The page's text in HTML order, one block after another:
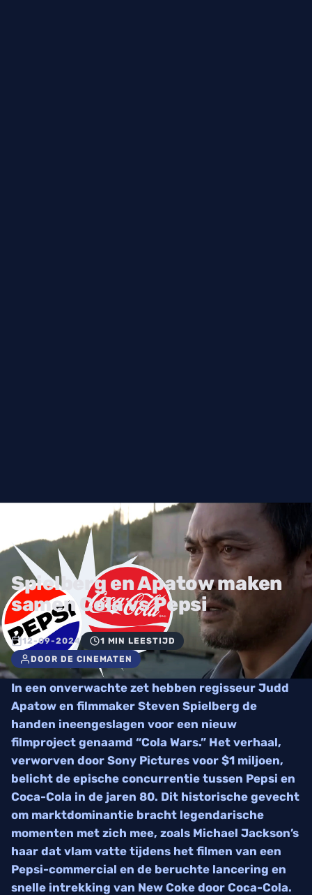
Spielberg en Apatow maken
samen Cola vs Pepsi
12-09-2024
1 MIN LEESTIJD
DOOR DE CINEMATEN
In een onverwachte zet hebben regisseur Judd
Apatow en filmmaker Steven Spielberg de
handen ineengeslagen voor een nieuw
filmproject genaamd “Cola Wars.” Het verhaal,
verworven door Sony Pictures voor $1 miljoen,
belicht de epische concurrentie tussen Pepsi en
Coca-Cola in de jaren 80. Dit historische gevecht
om marktdominantie bracht legendarische
momenten met zich mee, zoals Michael Jackson’s
haar dat vlam vatte tijdens het filmen van een
Pepsi-commercial en de beruchte lancering en
snelle intrekking van New Coke door Coca-Cola.